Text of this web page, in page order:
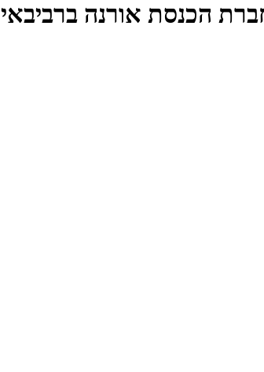
הכנסת אורנה ברביבאי